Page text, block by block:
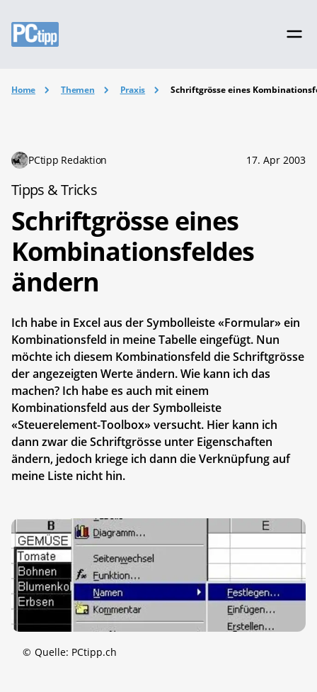
Home Themen Praxis Schriftgrösse eines
PCtipp Redaktion 17. Apr 2003
Tipps & Tricks
Schriftgrösse eines
Kombinationsfeldes
ändern
Ich habe in Excel aus der Symbolleiste «Formular» ein
Kombinationsfeld in meine Tabelle eingefügt. Nun
möchte ich diesem Kombinationsfeld die Schriftgrösse
der angezeigten Werte ändern. Wie kann ich das
machen? Ich habe es auch mit einem
Kombinationsfeld aus der Symbolleiste
«Steuerelement-Toolbox» versucht. Hier kann ich
dann zwar die Schriftgrösse unter Eigenschaften
ändern, jedoch kriege ich dann die Verknüpfung auf
meine Liste nicht hin.
© Quelle: PCtipp.ch